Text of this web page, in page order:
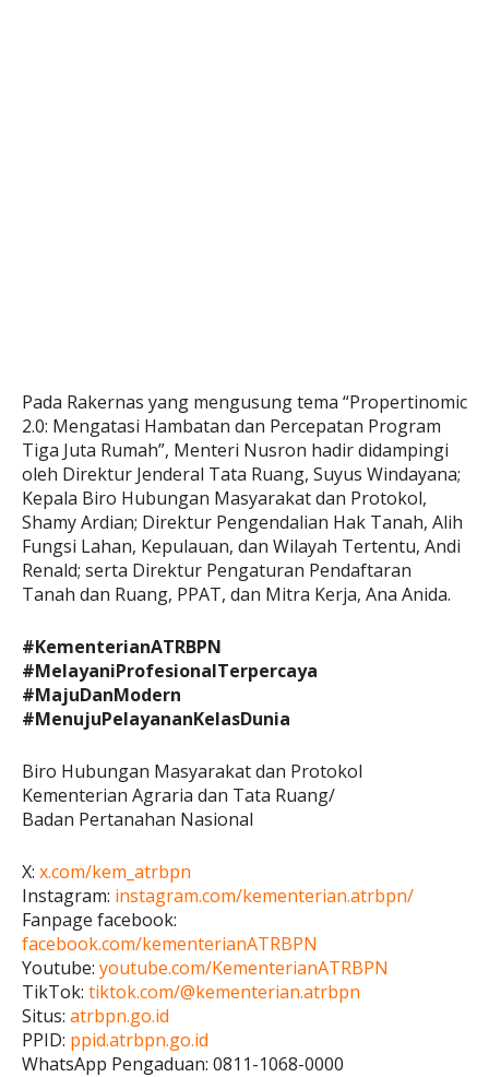
Pada Rakernas yang mengusung tema “Propertinomic
2.0: Mengatasi Hambatan dan Percepatan Program
Tiga Juta Rumah”, Menteri Nusron hadir didampingi
oleh Direktur Jenderal Tata Ruang, Suyus Windayana;
Kepala Biro Hubungan Masyarakat dan Protokol,
Shamy Ardian; Direktur Pengendalian Hak Tanah, Alih
Fungsi Lahan, Kepulauan, dan Wilayah Tertentu, Andi
Renald; serta Direktur Pengaturan Pendaftaran
Tanah dan Ruang, PPAT, dan Mitra Kerja, Ana Anida.
#KementerianATRBPN
#MelayaniProfesionalTerpercaya
#MajuDanModern
#MenujuPelayananKelasDunia
Biro Hubungan Masyarakat dan Protokol
Kementerian Agraria dan Tata Ruang/
Badan Pertanahan Nasional
X: x.com/kem_atrbpn
Instagram: instagram.com/kementerian.atrbpn/
Fanpage facebook:
facebook.com/kementerianATRBPN
Youtube: youtube.com/KementerianATRBPN
TikTok: tiktok.com/@kementerian.atrbpn
Situs: atrbpn.go.id
PPID: ppid.atrbpn.go.id
WhatsApp Pengaduan: 0811-1068-0000